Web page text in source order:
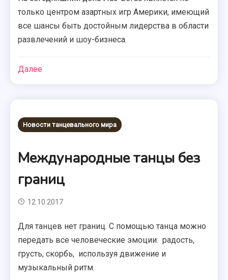
только центром азартных игр Америки, имеющий
все шансы быть достойным лидерства в области
развлечений и шоу-бизнеса.
Далее
Новости танцевального мира
Международные танцы без
границ
12.10.2017
Для танцев нет границ. С помощью танца можно
передать все человеческие эмоции: радость,
грусть, скорбь, используя движение и
музыкальный ритм.